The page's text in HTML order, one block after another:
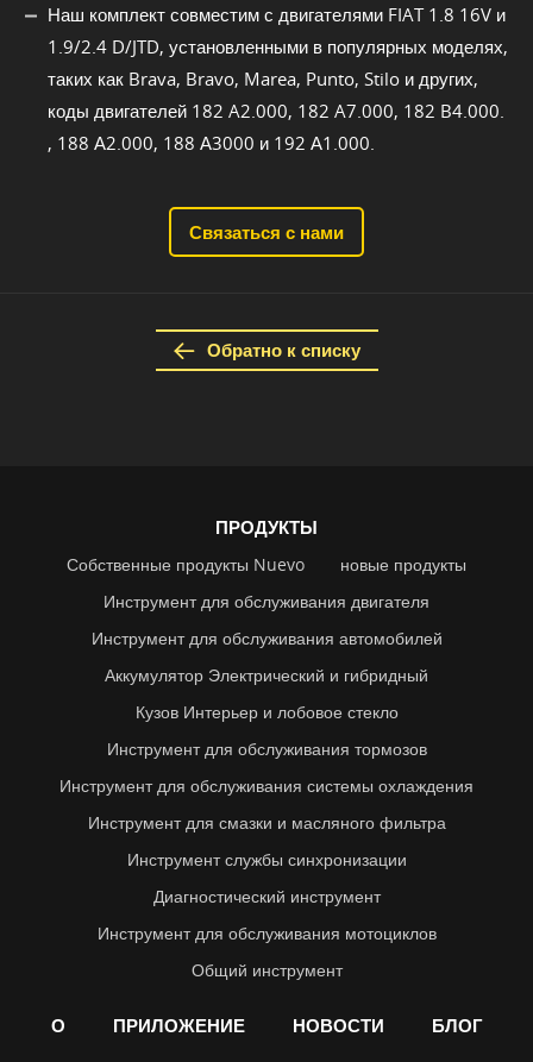
Наш комплект совместим с двигателями FIAT 1.8 16V и
1.9/2.4 D/JTD, установленными в популярных моделях,
таких как Brava, Bravo, Marea, Punto, Stilo и других,
коды двигателей 182 A2.000, 182 A7.000, 182 B4.000.
, 188 А2.000, 188 А3000 и 192 А1.000.
Связаться с нами
Обратно к списку
ПРОДУКТЫ
Собственные продукты Nuevo
новые продукты
Инструмент для обслуживания двигателя
Инструмент для обслуживания автомобилей
Аккумулятор Электрический и гибридный
Кузов Интерьер и лобовое стекло
Инструмент для обслуживания тормозов
Инструмент для обслуживания системы охлаждения
Инструмент для смазки и масляного фильтра
Инструмент службы синхронизации
Диагностический инструмент
Инструмент для обслуживания мотоциклов
Общий инструмент
О ПРИЛОЖЕНИЕ НОВОСТИ БЛОГ